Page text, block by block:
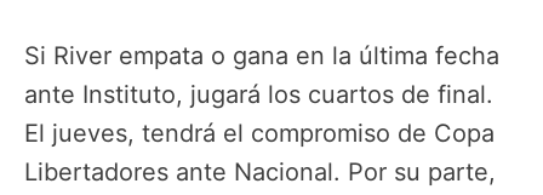
Si River empata o gana en la última fecha
ante Instituto, jugará los cuartos de final.
El jueves, tendrá el compromiso de Copa
Libertadores ante Nacional. Por su parte,